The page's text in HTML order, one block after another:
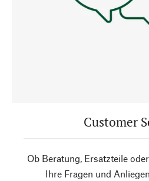
Customer
Ob Beratung, Ersatzteile
Ihre Fragen und